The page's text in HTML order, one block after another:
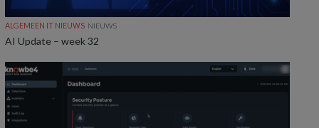
ALGEMEEN IT NIEUWS NIEUWS
AI Update – week 32